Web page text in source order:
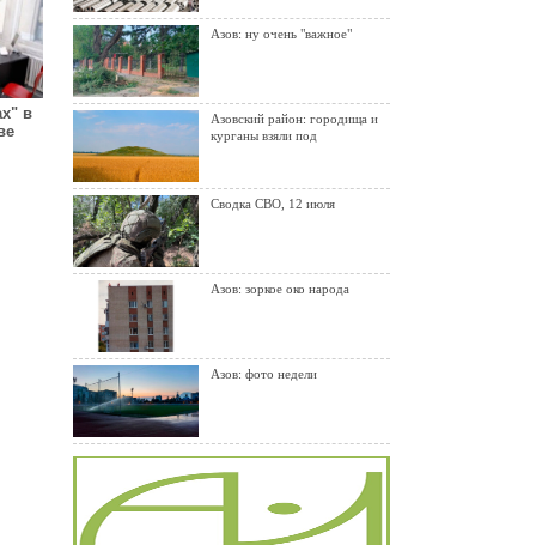
в
Азов: ну очень "важное"
Азовский район: городища и
курганы взяли под
Сводка СВО, 12 июля
Азов: зоркое око народа
Азов: фото недели